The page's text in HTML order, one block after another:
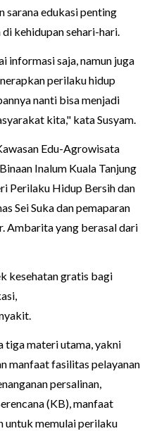
sarana edukasi penting
kehidupan sehari-hari.
informasi saja, namun juga
perilaku hidup
nanti bisa menjadi
kita," kata Susyam.
Edu-Agrowisata
Inalum Kuala Tanjung
Perilaku Hidup Bersih dan
Sei Suka dan pemaparan
Ambarita yang berasal dari
kesehatan gratis bagi
tiga materi utama, yakni
manfaat fasilitas pelayanan
persalinan,
(KB), manfaat
untuk memulai perilaku